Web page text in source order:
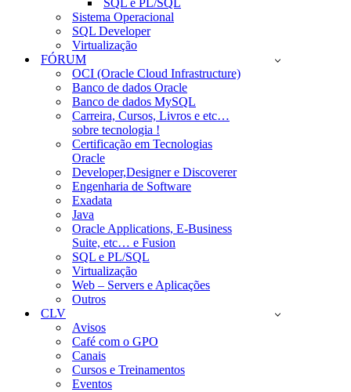
SQL e PL/SQL
Sistema Operacional
SQL Developer
Virtualização
FÓRUM
OCI (Oracle Cloud Infrastructure)
Banco de dados Oracle
Banco de dados MySQL
Carreira, Cursos, Livros e etc…
sobre tecnologia !
Certificação em Tecnologias
Oracle
Developer,Designer e Discoverer
Engenharia de Software
Exadata
Java
Oracle Applications, E-Business
Suite, etc… e Fusion
SQL e PL/SQL
Virtualização
Web – Servers e Aplicações
Outros
CLV
Avisos
Café com o GPO
Canais
Cursos e Treinamentos
Eventos